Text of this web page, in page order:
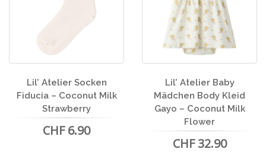
Lil’ Atelier Socken
Fiducia – Coconut Milk
Strawberry
CHF 6.90
Lil’ Atelier Baby
Mädchen Body Kleid
Gayo – Coconut Milk
Flower
CHF 32.90